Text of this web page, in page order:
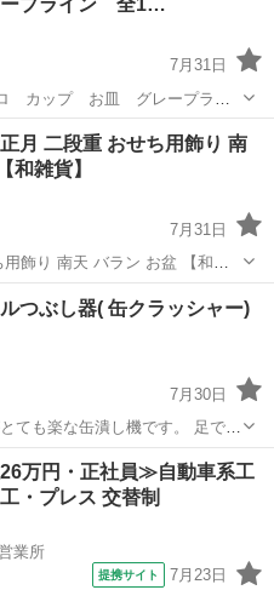
プライン 全1…
7月31日
カップ お皿 グレープライ
宅保管であることをご理解の
レトロ
月 二段重 おせち用飾り 南
和雑貨】
7月31日
用飾り 南天 バラン お盆 【和雑
バランは新品のものだけおつけ
行事用品 おせち
つぶし器( 缶クラッシャー)
7月30日
ても楽な缶潰し機です。 足で踏
万円・正社員≫自動車系工
・プレス 交替制
業所
提携サイト 7月23日